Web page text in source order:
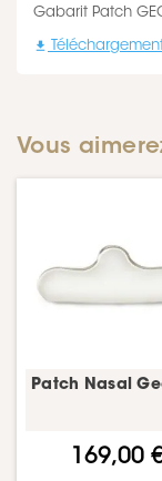
Gabarit Patch

Vous
169,00 €